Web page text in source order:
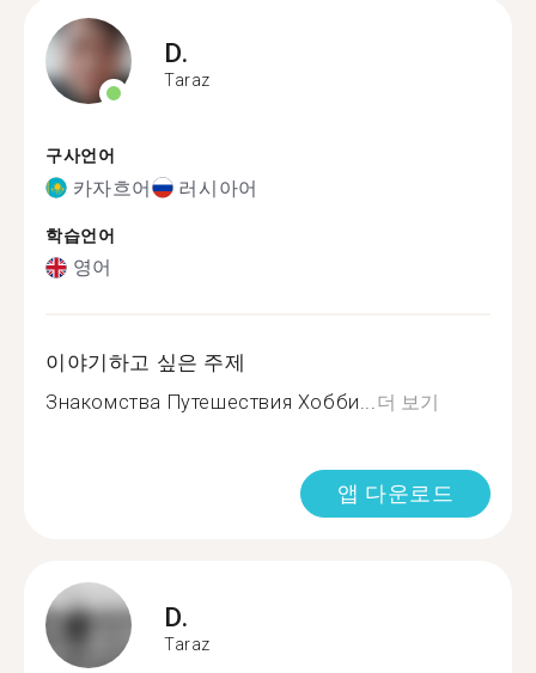
D.
Taraz
구사언어
카자흐어 러시아어
학습언어
영어
이야기하고 싶은 주제
Знакомства Путешествия Хобби...더 보기
앱 다운로드
D.
Taraz